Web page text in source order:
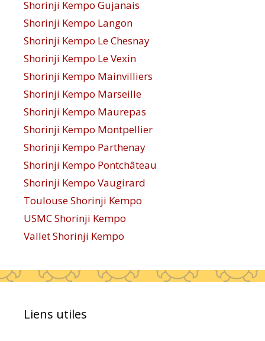
Shorinji Kempo Gujanais
Shorinji Kempo Langon
Shorinji Kempo Le Chesnay
Shorinji Kempo Le Vexin
Shorinji Kempo Mainvilliers
Shorinji Kempo Marseille
Shorinji Kempo Maurepas
Shorinji Kempo Montpellier
Shorinji Kempo Parthenay
Shorinji Kempo Pontchâteau
Shorinji Kempo Vaugirard
Toulouse Shorinji Kempo
USMC Shorinji Kempo
Vallet Shorinji Kempo
Liens utiles